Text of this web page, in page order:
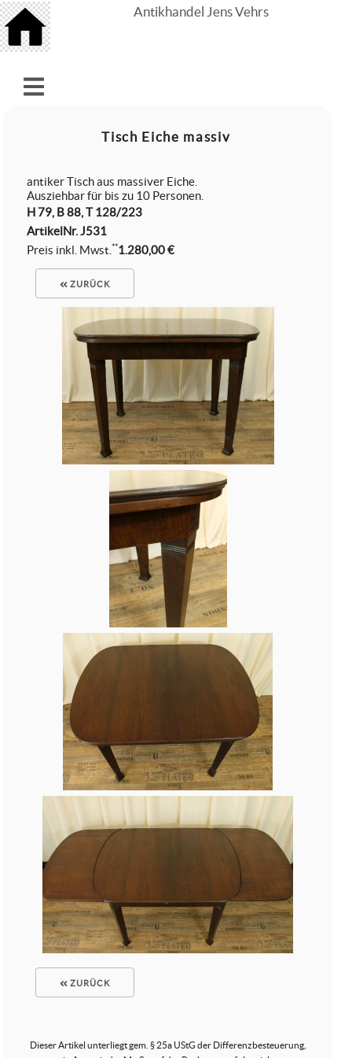
Antikhandel Jens Vehrs
Tisch Eiche massiv
antiker Tisch aus massiver Eiche.
Ausziehbar für bis zu 10 Personen.
H 79, B 88, T 128/223
ArtikelNr.J531
Preis inkl. Mwst.**1.280,00 €
ZURÜCK
ZURÜCK
Dieser Artikel unterliegt gem. § 25a UStG der Differenzbesteuerung,